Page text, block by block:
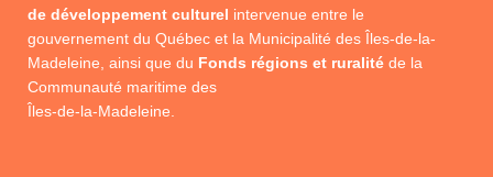
de développement culturel intervenue entre le
gouvernement du Québec et la Municipalité des Îles-de-la-
Madeleine, ainsi que du Fonds régions et ruralité de la
Communauté maritime des
Îles-de-la-Madeleine.